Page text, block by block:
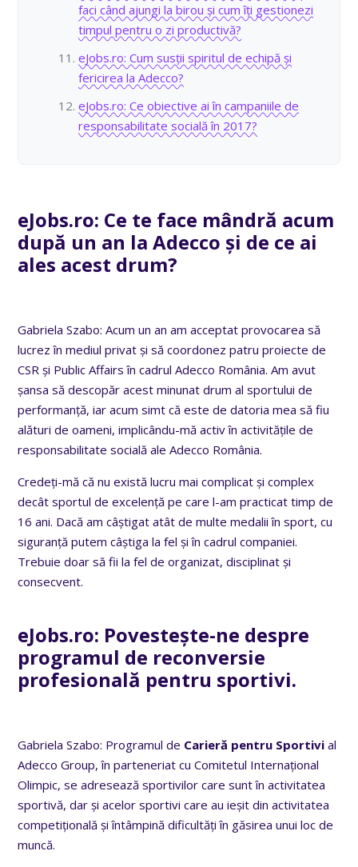
faci când ajungi la birou și cum îți gestionezi
timpul pentru o zi productivă?
eJobs.ro: Cum susții spiritul de echipă și
fericirea la Adecco?
eJobs.ro: Ce obiective ai în campaniile de
responsabilitate socială în 2017?
eJobs.ro: Ce te face mândră acum
după un an la Adecco și de ce ai
ales acest drum?
Gabriela Szabo: Acum un an am acceptat provocarea să
lucrez în mediul privat și să coordonez patru proiecte de
CSR și Public Affairs în cadrul Adecco România.Am avut
șansa să descopăr acest minunat drum al sportului de
performanță, iar acum simt că este de datoria mea să fiu
alături de oameni, implicându-mă activ în activitățile de
responsabilitate socială ale Adecco România.
Credeți-mă că nu există lucru mai complicat și complex
decât sportul de excelență pe care l-am practicat timp de
16 ani. Dacă am câștigat atât de multe medalii în sport, cu
siguranță putem câștiga la fel și în cadrul companiei.
Trebuie doar să fii la fel de organizat, disciplinat și
consecvent.
eJobs.ro: Povestește-ne despre
programul de reconversie
profesională pentru sportivi.
Gabriela Szabo: Programul de Carieră pentru Sportivi al
Adecco Group, în parteneriat cu Comitetul Internațional
Olimpic, se adresează sportivilor care sunt în activitatea
sportivă, dar și acelor sportivi care au ieșit din activitatea
competițională și întâmpină dificultăți în găsirea unui loc de
muncă.